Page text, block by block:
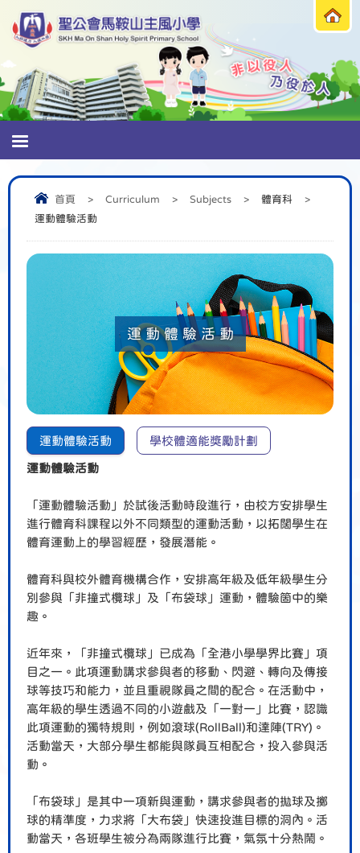
首頁 > Curriculum > Subjects > 體育科
>
運動體驗活動
運動體驗活動
運動體驗活動 學校體適能獎勵計劃
運動體驗活動
「運動體驗活動」於試後活動時段進行，由校方安排學生
進行體育科課程以外不同類型的運動活動，以拓闊學生在
體育運動上的學習經歷，發展潛能。
體育科與校外體育機構合作，安排高年級及低年級學生分
別參與「非撞式欖球」及「布袋球」運動，體驗箇中的樂
趣。
近年來，「非撞式欖球」已成為「全港小學學界比賽」項
目之一。此項運動講求參與者的移動、閃避、轉向及傳接
球等技巧和能力，並且重視隊員之間的配合。在活動中，
高年級的學生透過不同的小遊戲及「一對一」比賽，認識
此項運動的獨特規則，例如滾球(RollBall)和達陣(TRY)。
活動當天，大部分學生都能與隊員互相配合，投入參與活
動。
「布袋球」是其中一項新與運動，講求參與者的拋球及擲
球的精準度，力求將「大布袋」快速投進目標的洞內。活
動當天，各班學生被分為兩隊進行比賽，氣氛十分熱鬧。